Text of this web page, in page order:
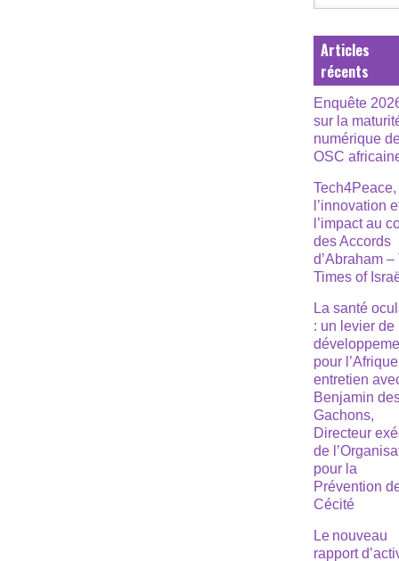
Articles
récents
Enquête
sur la
numérique
OSC
Tech4Peace,
l’innovation
l’impact au
des Accords
d’Abraham –
Times of
La santé
: un levier de
pour
entretien
Benjamin
Gachons,
Directeur
de
pour la
Prévention
Cécité
Le nouveau
rapport